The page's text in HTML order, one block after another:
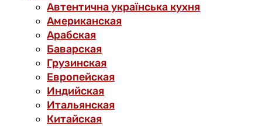
Автентична українська кухня
Американская
Арабская
Баварская
Грузинская
Европейская
Индийская
Итальянская
Китайская